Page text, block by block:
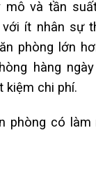
mô và tần
với ít nhân sự
phòng lớn
hàng
kiệm chi phí.
phòng có làm